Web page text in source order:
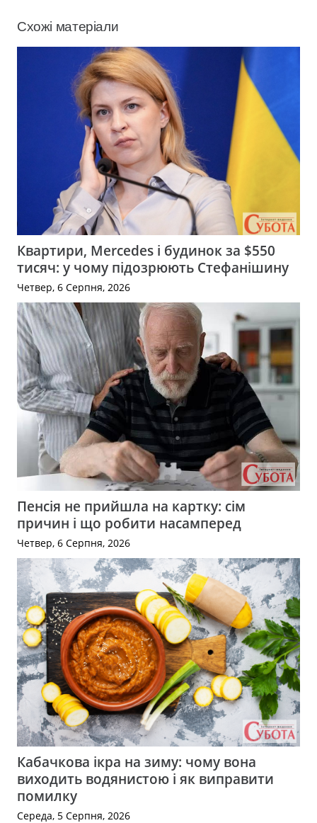
Схожі матеріали
Квартири, Mercedes і будинок за $550
тисяч: у чому підозрюють Стефанішину
Четвер, 6 Серпня, 2026
Пенсія не прийшла на картку: сім
причин і що робити насамперед
Четвер, 6 Серпня, 2026
Кабачкова ікра на зиму: чому вона
виходить водянистою і як виправити
помилку
Середа, 5 Серпня, 2026